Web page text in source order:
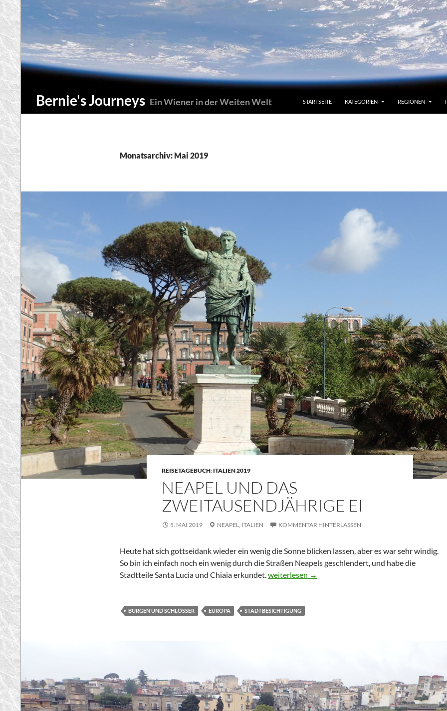
Zum
Inhalt
springen
Bernie's Journeys Ein Wiener in der Weiten Welt
Suchen
STARTSEITE KATEGORIEN REGIONEN
Monatsarchiv: Mai 2019
REISETAGEBUCH: ITALIEN 2019
NEAPEL UND DAS
ZWEITAUSENDJÄHRIGE EI
5. MAI 2019 NEAPEL, ITALIEN KOMMENTAR HINTERLASSEN
Heute hat sich gottseidank wieder ein wenig die Sonne blicken lassen, aber es war sehr windig.
So bin ich einfach noch ein wenig durch die Straßen Neapels geschlendert, und habe die
StadtteileSanta Lucia und Chiaia erkundet.Neapel und das Zweitausendjährige Ei
weiterlesen →
BURGEN UND SCHLÖSSER EUROPA STADTBESICHTIGUNG